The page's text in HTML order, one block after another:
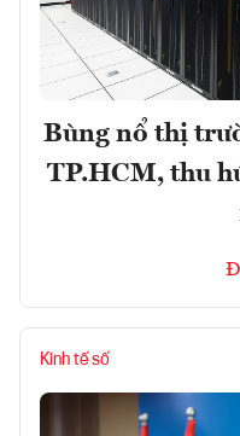
Bùng nổ thị
TP.HCM, thu
Kinh tế số